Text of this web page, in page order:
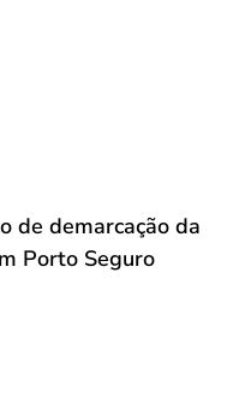
de demarcação da
Porto Seguro